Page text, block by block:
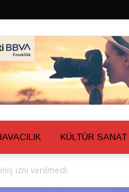
KÜLTÜR SANAT
izni verilmedi